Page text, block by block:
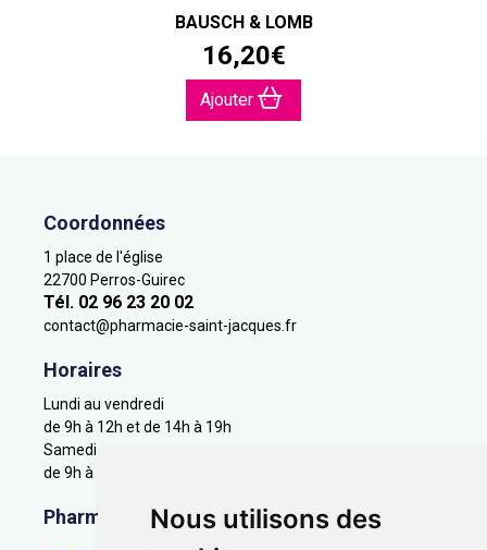
Nous utilisons des
BAUSCH & LOMB
16,20€
Ajouter
Coordonnées
1 place de l'église
22700 Perros-Guirec
Tél. 02 96 23 20 02
contact@pharmacie-saint-jacques.fr
Horaires
Lundi au vendredi
de 9h à 12h et de 14h à 19h
Samedi
de 9h à 12h
Pharmacie en ligne agréée